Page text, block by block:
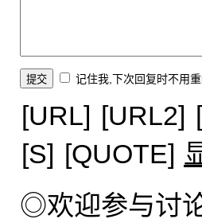
记住我,下次回复时不用
[URL] [URL2]
[S] [QUOTE]
◎欢迎参与讨